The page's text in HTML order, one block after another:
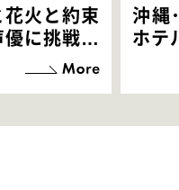
火と約束
に挑戦！
らっている
居に没頭で
沖縄
ホテ